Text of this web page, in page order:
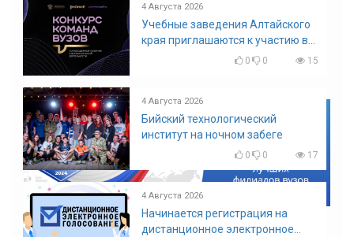
4 Августа 2026
Учебные заведения Алтайского
края приглашаются к участию в
конкурсе команд вузов
0 0 15
4 Августа 2026
Бийский технологический
институт на ночном забеге
0 0 17
4 Августа 2026
Начинается регистрация на
дистанционное электронное